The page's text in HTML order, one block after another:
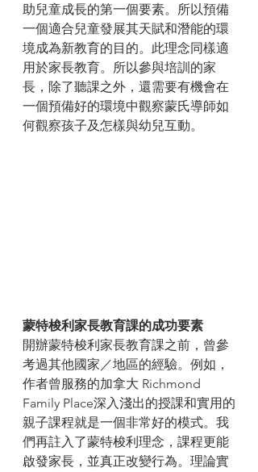
助兒童成長的第一個要素。所以預備
一個適合兒童發展其天賦和潛能的環
境成為新教育的目的。此理念同樣適
用於家長教育。所以參與培訓的家
長，除了聽課之外，還需要有機會在
一個預備好的環境中觀察蒙氏導師如
何觀察孩子及怎樣與幼兒互動。
蒙特梭利家長教育課的成功要素
開辦蒙特梭利家長教育課之前，曾參
考過其他國家／地區的經驗。例如，
作者曾服務的加拿大 Richmond
Family Place深入淺出的授課和實用的
親子課程就是一個非常好的模式。我
們再註入了蒙特梭利理念，課程更能
啟發家長，並真正改變行為。理論實